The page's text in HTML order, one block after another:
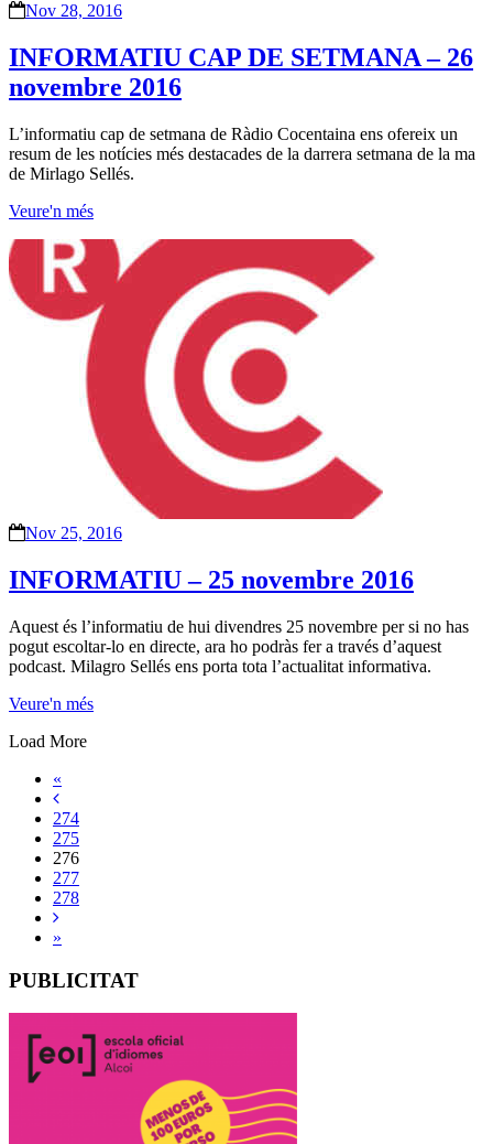
Nov 28, 2016
INFORMATIU CAP DE SETMANA – 26
novembre 2016
L’informatiu cap de setmana de Ràdio Cocentaina ens ofereix un
resum de les notícies més destacades de la darrera setmana de la ma
de Mirlago Sellés.
Veure'n més
Nov 25, 2016
INFORMATIU – 25 novembre 2016
Aquest és l’informatiu de hui divendres 25 novembre per si no has
pogut escoltar-lo en directe, ara ho podràs fer a través d’aquest
podcast. Milagro Sellés ens porta tota l’actualitat informativa.
Veure'n més
Load More
«
274
275
276
277
278
»
PUBLICITAT